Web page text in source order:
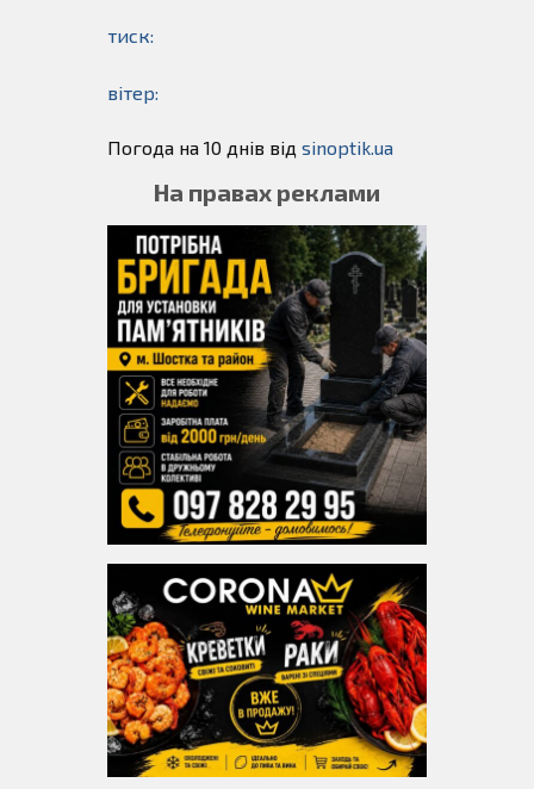
тиск:
вітер:
Погода на 10 днів від sinoptik.ua
На правах реклами